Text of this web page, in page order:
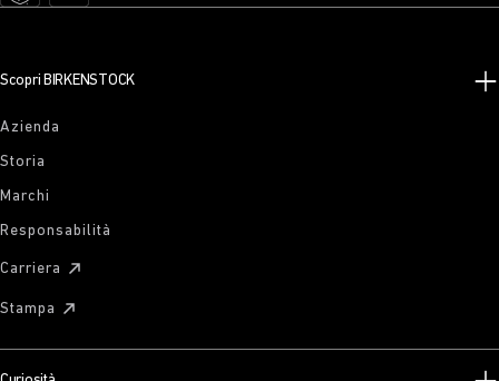
Scopri BIRKENSTOCK
Azienda
Storia
Marchi
Responsabilità
Carriera
Stampa